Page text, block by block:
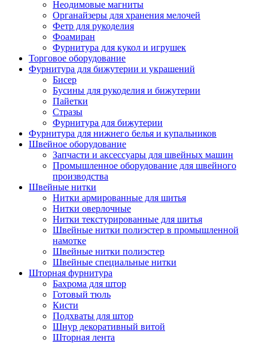
Неодимовые магниты
Органайзеры для хранения мелочей
Фетр для рукоделия
Фоамиран
Фурнитура для кукол и игрушек
Торговое оборудование
Фурнитура для бижутерии и украшений
Бисер
Бусины для рукоделия и бижутерии
Пайетки
Стразы
Фурнитура для бижутерии
Фурнитура для нижнего белья и купальников
Швейное оборудование
Запчасти и аксессуары для швейных машин
Промышленное оборудование для швейного
производства
Швейные нитки
Нитки армированные для шитья
Нитки оверлочные
Нитки текстурированные для шитья
Швейные нитки полиэстер в промышленной
намотке
Швейные нитки полиэстер
Швейные специальные нитки
Шторная фурнитура
Бахрома для штор
Готовый тюль
Кисти
Подхваты для штор
Шнур декоративный витой
Шторная лента